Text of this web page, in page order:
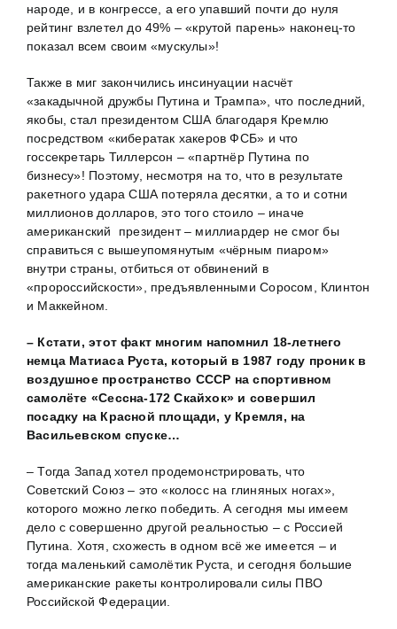
народе, и в конгрессе, а его упавший почти до нуля
рейтинг взлетел до 49% – «крутой парень» наконец-то
показал всем своим «мускулы»!
Также в миг закончились инсинуации насчёт
«закадычной дружбы Путина и Трампа», что последний,
якобы, стал президентом США благодаря Кремлю
посредством «кибератак хакеров ФСБ» и что
госсекретарь Тиллерсон – «партнёр Путина по
бизнесу»! Поэтому, несмотря на то, что в результате
ракетного удара США потеряла десятки, а то и сотни
миллионов долларов, это того стоило – иначе
американский президент – миллиардер не смог бы
справиться с вышеупомянутым «чёрным пиаром»
внутри страны, отбиться от обвинений в
«пророссийскости», предъявленными Соросом, Клинтон
и Маккейном.
– Кстати, этот факт многим напомнил 18-летнего
немца Матиаса Руста, который в 1987 году проник в
воздушное пространство СССР на спортивном
самолёте «Сессна-172 Скайхок» и совершил
посадку на Красной площади, у Кремля, на
Васильевском спуске…
– Тогда Запад хотел продемонстрировать, что
Советский Союз – это «колосс на глиняных ногах»,
которого можно легко победить. А сегодня мы имеем
дело с совершенно другой реальностью – с Россией
Путина. Хотя, схожесть в одном всё же имеется – и
тогда маленький самолётик Руста, и сегодня большие
американские ракеты контролировали силы ПВО
Российской Федерации.